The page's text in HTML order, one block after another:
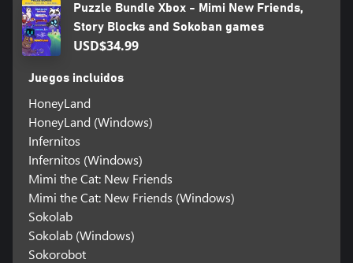
Puzzle Bundle Xbox - Mimi New Friends,
Story Blocks and Sokoban games
USD$34.99
Juegos incluidos
HoneyLand
HoneyLand (Windows)
Infernitos
Infernitos (Windows)
Mimi the Cat: New Friends
Mimi the Cat: New Friends (Windows)
Sokolab
Sokolab (Windows)
Sokorobot